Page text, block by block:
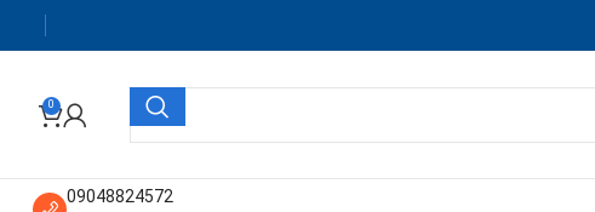
0
09048824572